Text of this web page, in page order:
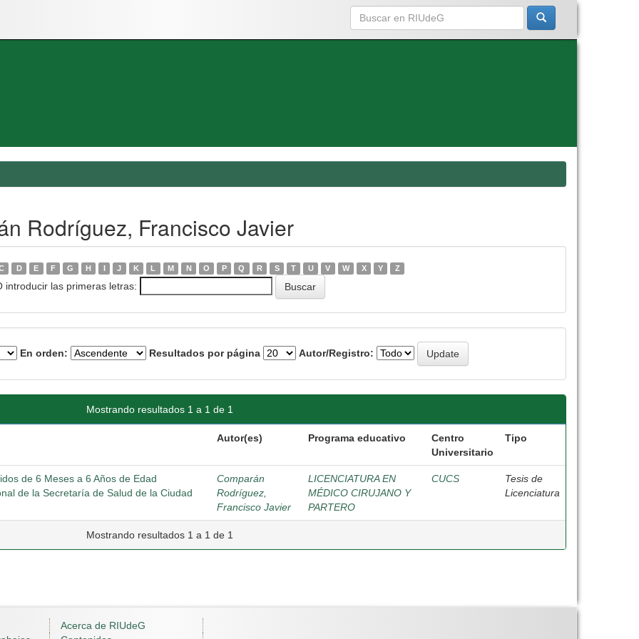
Rodríguez, Francisco Javier
D E F G H I J K L M N O P Q R S T U V W X Y Z
introducir las primeras letras:
En orden: Resultados por página Autor/Registro:
Mostrando resultados 1 a 1 de 1
Autor(es) Programa educativo
Centro
Universitario
Tipo
de 6 Meses a 6 Años de Edad
de la Secretaría de Salud de la Ciudad
Comparán
Rodríguez,
Francisco Javier
LICENCIATURA EN
MÉDICO CIRUJANO Y
PARTERO
CUCS
Tesis de
Licenciatura
Mostrando resultados 1 a 1 de 1
Acerca de RIUdeG